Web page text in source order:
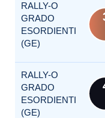
RALLY-O
GRADO
ESORDIENTI
(GE)
RALLY-O
GRADO
ESORDIENTI
(GE)